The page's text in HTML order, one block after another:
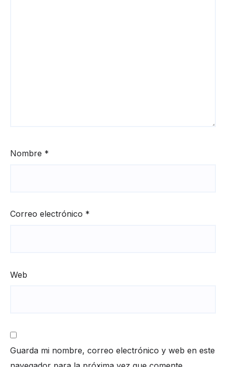
Nombre *
Correo electrónico *
Web
Guarda mi nombre, correo electrónico y web en este